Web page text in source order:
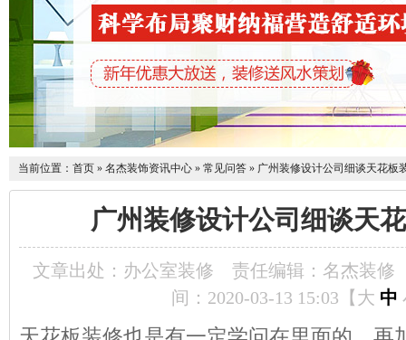
当前位置： 首页 » 名杰装饰资讯中心 » 常见问答 » 广州装修设计公司细谈天花板
广州装修设计公司细谈天
文章出处：办公室装修
责任编辑：名杰装修
间：2020-03-13 15:03【 大 中